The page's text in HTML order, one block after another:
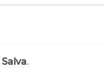
Salva.